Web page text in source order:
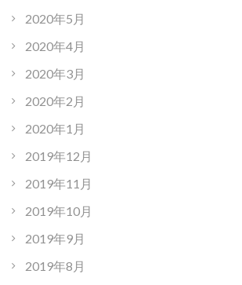
2020年5月
2020年4月
2020年3月
2020年2月
2020年1月
2019年12月
2019年11月
2019年10月
2019年9月
2019年8月